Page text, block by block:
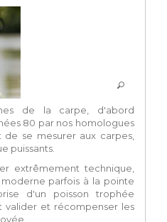
de la carpe, d'abord
80 par nos homologues
de se mesurer aux carpes,
puissants.
extrêmement technique,
parfois à la pointe
d'un poisson trophée
valider et récompenser les